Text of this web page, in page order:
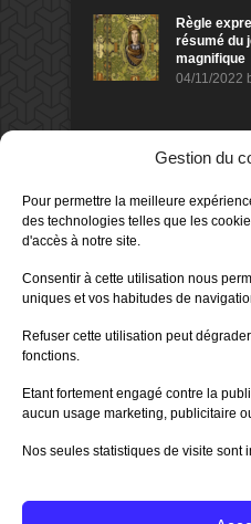
Gestion du
Pour permettre la meilleure
des technologies telles que les
d'accès à notre site.
Consentir à cette utilisation nous
uniques et vos habitudes de
Refuser cette utilisation peut
fonctions.
Etant fortement engagé contre la
aucun usage marketing, publicitaire
Nos seules statistiques de visite sont
Règle
résumé du
magnifique
04/11/2022
DERNIERS AVIS
Avis de
Sur le jeu
il
Avis de
Sur le jeu
Publié leil
Sur le jeu
Bella